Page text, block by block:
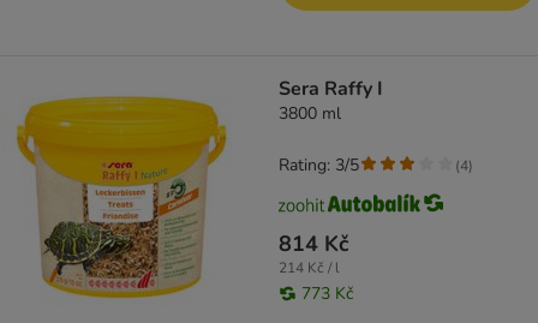
Sera Raffy I
3800 ml
814 Kč
214 Kč / l
773 Kč
Rating: 3/5 (4)